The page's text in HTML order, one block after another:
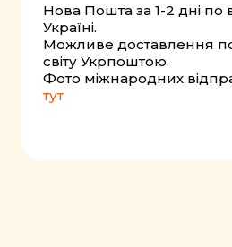
Нова Пошта за 1-2 дні по
Україні.
Можливе доставлення
світу Укрпоштою.
Фото міжнародних
тут